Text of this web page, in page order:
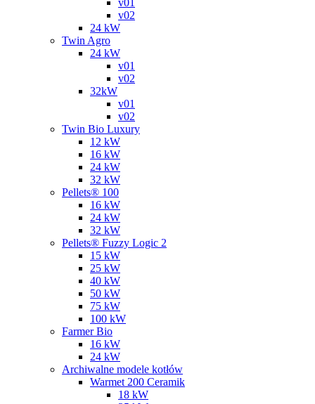
v01
v02
24 kW
Twin Agro
24 kW
v01
v02
32kW
v01
v02
Twin Bio Luxury
12 kW
16 kW
24 kW
32 kW
Pellets® 100
16 kW
24 kW
32 kW
Pellets® Fuzzy Logic 2
15 kW
25 kW
40 kW
50 kW
75 kW
100 kW
Farmer Bio
16 kW
24 kW
Archiwalne modele kotłów
Warmet 200 Ceramik
18 kW